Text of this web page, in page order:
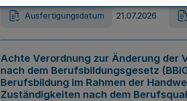
Ausfertigungsdatum 21.07.2026
Achte Verordnung zur Änderung der
nach dem Berufsbildungsgesetz
Berufsbildung im Rahmen der
Zuständigkeiten nach dem